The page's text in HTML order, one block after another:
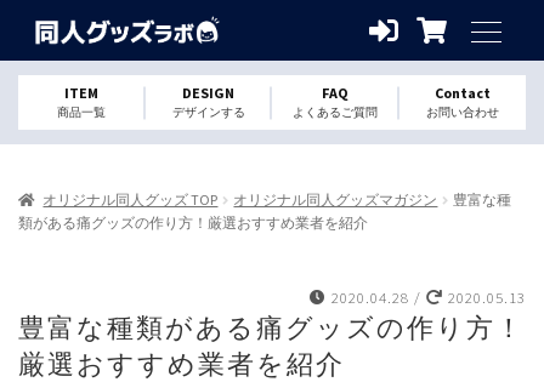
ITEM
商品一覧
DESIGN
デザインする
FAQ
よくあるご質問
Contact
お問い合わせ
オリジナル同人グッズ TOP オリジナル同人グッズマガジン
豊富な種
類がある痛グッズの作り方！厳選おすすめ業者を紹介
2020.04.28 / 2020.05.13
豊富な種類がある痛グッズの作り方！
厳選おすすめ業者を紹介